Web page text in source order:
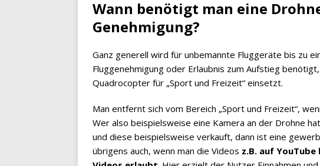
Wann benötigt man eine
Genehmigung?
Ganz generell wird für unbemannte Fluggeräte bis zu
Fluggenehmigung oder Erlaubnis zum Aufstieg
Quadrocopter für „Sport und Freizeit“ einsetzt.
Man entfernt sich vom Bereich „Sport und Freizeit“,
Wer also beispielsweise eine Kamera an der Drohne
und diese beispielsweise verkauft, dann ist eine
übrigens auch, wenn man die Videos z.B. auf